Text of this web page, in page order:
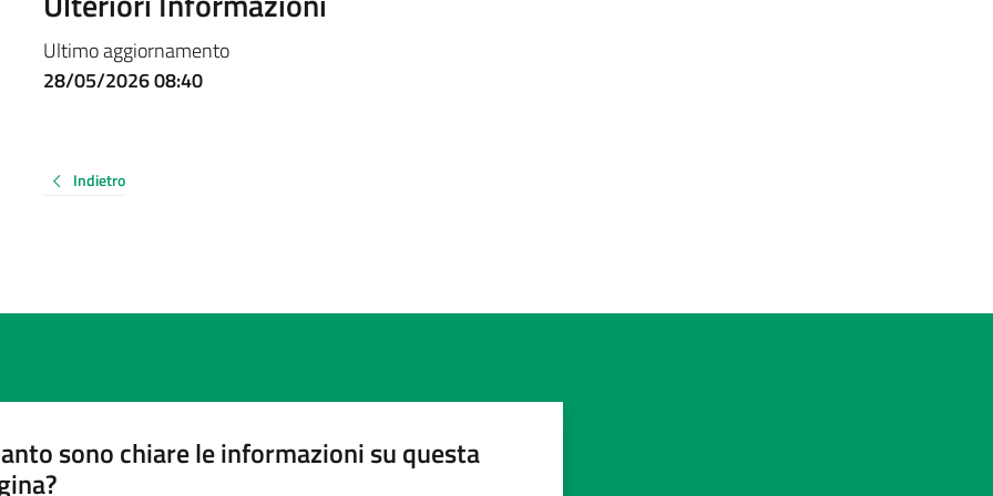
Ultimo aggiornamento
28/05/2026 08:40
Indietro
sono chiare le informazioni su questa